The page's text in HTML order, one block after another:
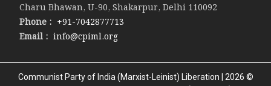
Charu Bhawan, U-90, Shakarpur, Delhi 110092
Phone : +91-7042877713
Email : info@cpiml.org
Communist Party of India (Marxist-Leinist) Liberation | 2026 ©